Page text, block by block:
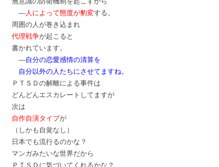
―人によって態度が豹変する。
周囲の人が巻き込まれ
代理戦争が起こると
書かれています。
―自分の恋愛感情の清算を
自分以外の人たちにさせてますね。
ＰＴＳＤの解離による事件は
どんどんエスカレートしてますが
次は
自作自演タイプが
（しかも自覚なし）
日本でも流行るのかな？
マンガみたいな世界だから
ＰＴＳＤに気づいてくれるかな？